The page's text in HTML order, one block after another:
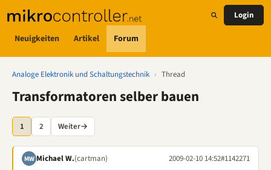
Neuigkeiten Artikel Forum
Login
Analoge Elektronik und Schaltungstechnik › Thread
Transformatoren selber bauen
1 2 Weiter→
MW Michael W.(cartman) 2009-02-10 14:52#1142271